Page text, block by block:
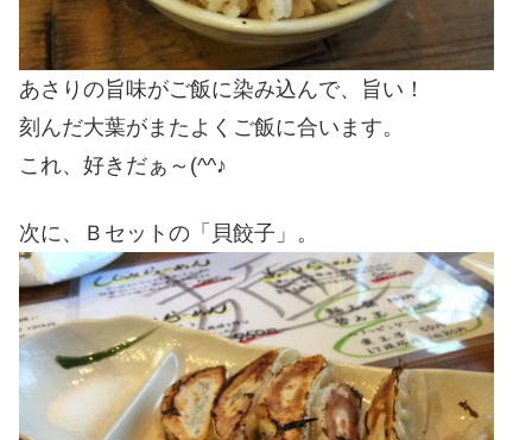
あさりの旨味がご飯に染み込んで、旨い！
刻んだ大葉がまたよくご飯に合います。
これ、好きだぁ～(^^♪
次に、Ｂセットの「貝餃子」。